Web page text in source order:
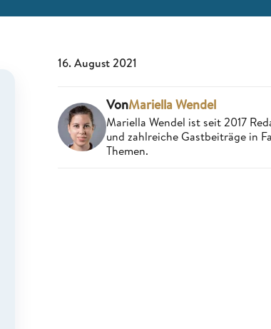
16. August 2021
VonMariella Wendel
Mariella Wendel ist seit 2017
und zahlreiche Gastbeiträge in
Themen.